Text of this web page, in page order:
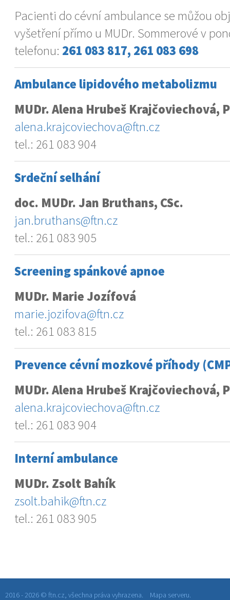
Pacienti do cévní ambulance se můžou
vyšetření přímo u MUDr. Sommerové v
telefonu: 261 083 817, 261 083 698
Ambulance lipidového metabolizmu
MUDr. Alena Hrubeš Krajčoviechová,
alena.krajcoviechova@ftn.cz
tel.: 261 083 904
Srdeční selhání
doc. MUDr. Jan Bruthans, CSc.
jan.bruthans@ftn.cz
tel.: 261 083 905
Screening spánkové apnoe
MUDr. Marie Jozífová
marie.jozifova@ftn.cz
tel.: 261 083 815
Prevence cévní mozkové příhody
MUDr. Alena Hrubeš Krajčoviechová,
alena.krajcoviechova@ftn.cz
tel.: 261 083 904
Interní ambulance
MUDr. Zsolt Bahík
zsolt.bahik@ftn.cz
tel.: 261 083 905
2016 - 2026 © ftn.cz, všechna práva vyhrazena. Mapa serveru.